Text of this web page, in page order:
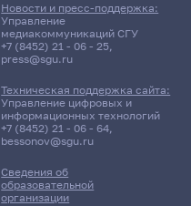
Сведения об
образовательной
организации
Новости и пресс-поддержка:
Управление
медиакоммуникаций СГУ
+7 (8452) 21 - 06 - 25,
press@sgu.ru
Техническая поддержка сайта:
Управление цифровых и
информационных технологий
+7 (8452) 21 - 06 - 64,
bessonov@sgu.ru